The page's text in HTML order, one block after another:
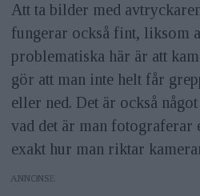
Att ta bilder med
fungerar också fint, liksom
problematiska här är att
gör att man inte helt får
eller ned. Det är också
vad det är man fotograferar
exakt hur man riktar
ANNONS